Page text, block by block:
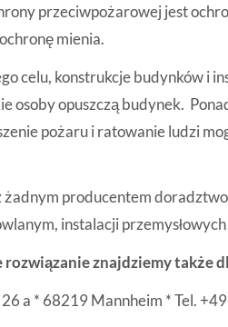
przeciwpożarowej jest
mienia.
celu, konstrukcje budynków i
osoby opuszczą budynek.
pożaru i ratowanie ludzi
żadnym producentem
instalacji
znajdziemy także
a * 68219 Mannheim * Tel.